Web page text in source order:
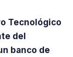
Tecnológico
del
banco de